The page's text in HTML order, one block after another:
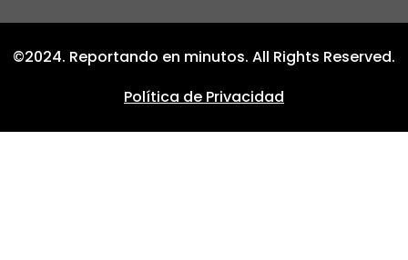
©2024. Reportando en minutos. All Rights Reserved.
Política de Privacidad